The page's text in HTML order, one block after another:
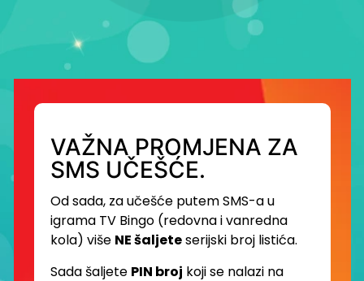
VAŽNA PROMJENA ZA
SMS UČEŠĆE.
Od sada, za učešće putem SMS-a u
igrama TV Bingo (redovna i vanredna
kola) više NE šaljeteserijski broj listića.
Sada šaljete PIN broj koji se nalazi na